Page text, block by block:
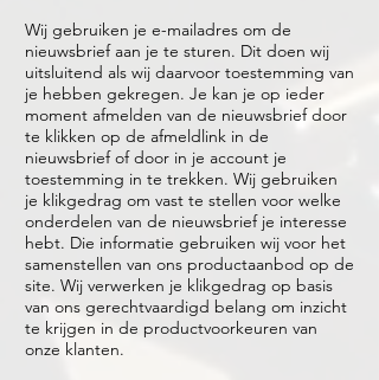
Wij gebruiken je e-mailadres om de
nieuwsbrief aan je te sturen. Dit doen wij
uitsluitend als wij daarvoor toestemming van
je hebben gekregen. Je kan je op ieder
moment afmelden van de nieuwsbrief door
te klikken op de afmeldlink in de
nieuwsbrief of door in je account je
toestemming in te trekken. Wij gebruiken
je klikgedrag om vast te stellen voor welke
onderdelen van de nieuwsbrief je interesse
hebt. Die informatie gebruiken wij voor het
samenstellen van ons productaanbod op de
site. Wij verwerken je klikgedrag op basis
van ons gerechtvaardigd belang om inzicht
te krijgen in de productvoorkeuren van
onze klanten.